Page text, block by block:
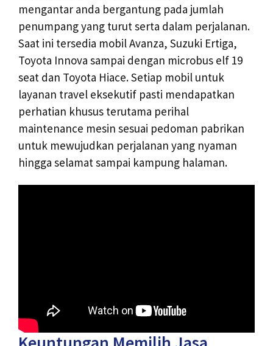
mengantar anda bergantung pada jumlah
penumpang yang turut serta dalam perjalanan.
Saat ini tersedia mobil Avanza, Suzuki Ertiga,
Toyota Innova sampai dengan microbus elf 19
seat dan Toyota Hiace. Setiap mobil untuk
layanan travel eksekutif pasti mendapatkan
perhatian khusus terutama perihal
maintenance mesin sesuai pedoman pabrikan
untuk mewujudkan perjalanan yang nyaman
hingga selamat sampai kampung halaman.